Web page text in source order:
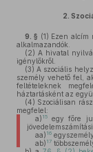
2.
9. § (1) Ezen alcím
alkalmazandók.
(2) A hivatal
igénylőkről.
(3) A szociális
személy vehető fel,
feltételeknek
háztartásként az
(4) Szociálisan
megfelel:
a) 15egy főre
aa) 16
ab) 17